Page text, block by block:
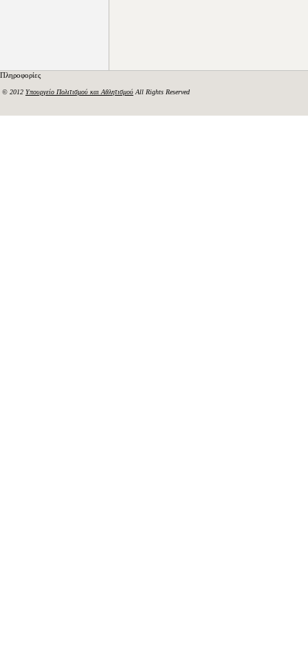
Πληροφορίες
© 2012 Υπουργείο Πολιτισμού και Αθλητισμού All Rights Reserved